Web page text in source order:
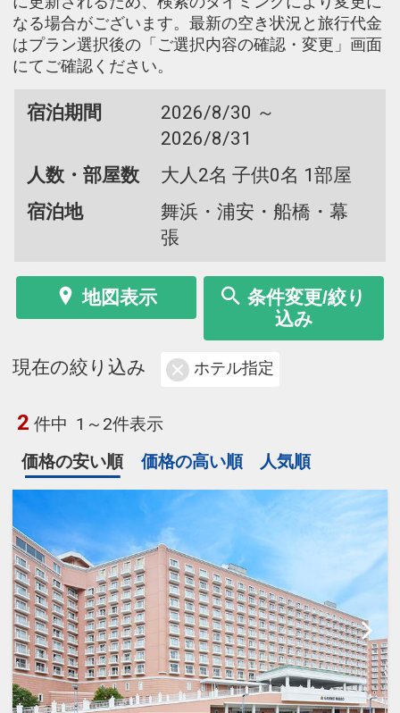
なる場合がございます。最新の空き状況と旅行代金
はプラン選択後の「ご選択内容の確認・変更」画面
にてご確認ください。
宿泊期間
2026/8/30 ～
2026/8/31
人数・部屋数
大人2名 子供0名 1部屋
宿泊地
舞浜・浦安・船橋・幕
張
地図表示
条件変更/絞り
込み
現在の絞り込み ホテル指定
2 件中 1～2件表示
価格の安い順
価格の高い順 人気順